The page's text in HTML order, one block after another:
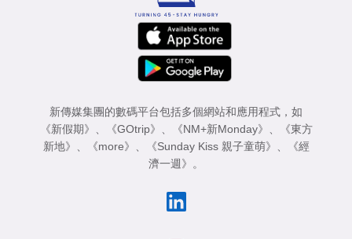
新傳媒集團的數碼平台包括多個網站和應用程式，如
《新假期》 、 《GOtrip》 、 《NM+新Monday》 、
《東方
新地》 、 《more》 、 《Sunday Kiss 親子童萌》 、
《經
濟一週》 。